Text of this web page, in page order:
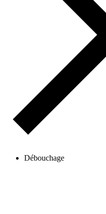
Débouchage